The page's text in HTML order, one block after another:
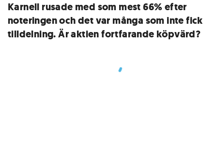
Karnell rusade med som mest 66% efter
noteringen och det var många som inte fick
tilldelning. Är aktien fortfarande köpvärd?